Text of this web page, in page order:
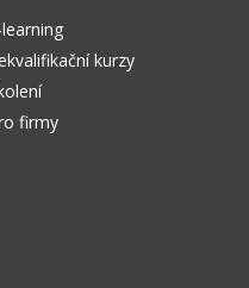
learning
kurzy
firmy